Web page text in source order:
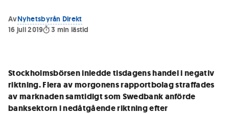
AvNyhetsbyrån Direkt
16 juli 2019
3 min lästid
Stockholmsbörsen inledde tisdagens handel i negativ
riktning. Flera av morgonens rapportbolag straffades
av marknaden samtidigt som Swedbank anförde
banksektorn i nedåtgående riktning efter